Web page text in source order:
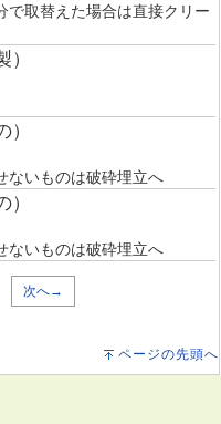
で取替えた場合は直接クリー
いものは破砕埋立へ
いものは破砕埋立へ
次へ→
ページの先頭へ